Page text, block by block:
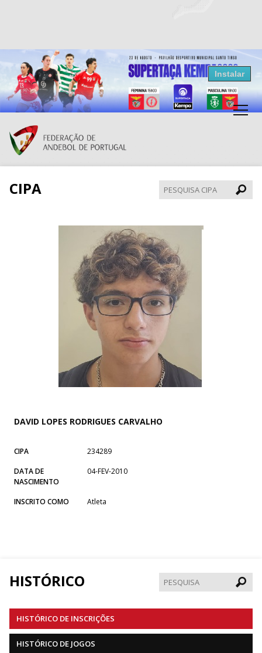
Resultados Andebol
Federação de Andebol de Portugal
Grátis - Disponivel na Play Store
Instalar
CIPA
CIPA
DAVID LOPES RODRIGUES CARVALHO
CIPA
234289
DATA DE
NASCIMENTO
04-FEV-2010
INSCRITO COMO Atleta
HISTÓRICO
HISTÓRICO DE INSCRIÇÕES
HISTÓRICO DE JOGOS